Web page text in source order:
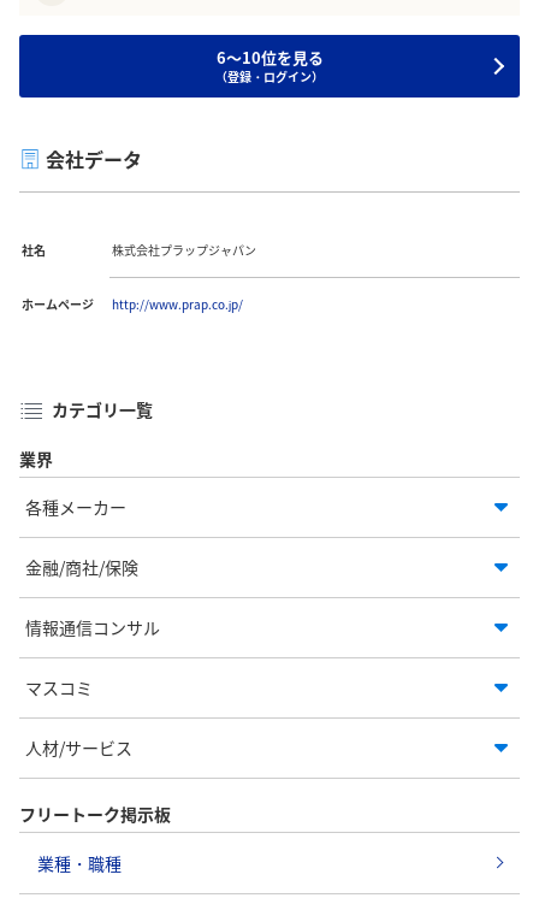
6～10位を見る
（登録・ログイン）
会社データ
社名 株式会社プラップジャパン
ホームページ http://www.prap.co.jp/
カテゴリ一覧
業界
各種メーカー
金融/商社/保険
情報通信コンサル
マスコミ
人材/サービス
フリートーク掲示板
業種・職種